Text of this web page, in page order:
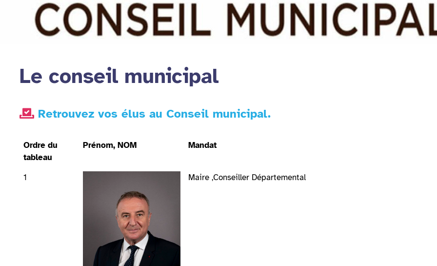
Le conseil municipal
Retrouvez vos élus au Conseil municipal.
Ordre du
tableau
Prénom, NOM Mandat
1 Maire ,Conseiller Départemental